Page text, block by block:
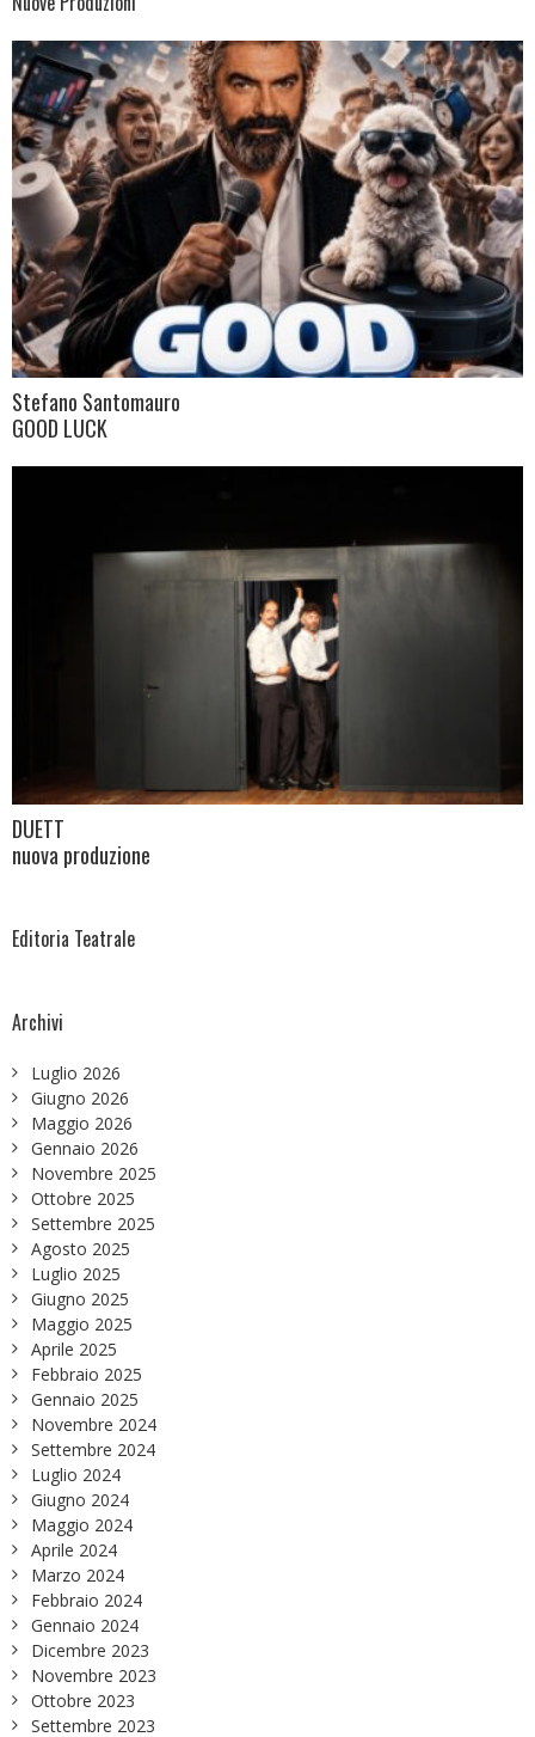
Stefano Santomauro
GOOD LUCK
DUETT
nuova produzione
Editoria Teatrale
Archivi
Luglio 2026
Giugno 2026
Maggio 2026
Gennaio 2026
Novembre 2025
Ottobre 2025
Settembre 2025
Agosto 2025
Luglio 2025
Giugno 2025
Maggio 2025
Aprile 2025
Febbraio 2025
Gennaio 2025
Novembre 2024
Settembre 2024
Luglio 2024
Giugno 2024
Maggio 2024
Aprile 2024
Marzo 2024
Febbraio 2024
Gennaio 2024
Dicembre 2023
Novembre 2023
Ottobre 2023
Settembre 2023